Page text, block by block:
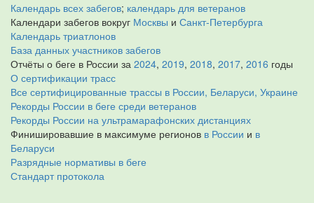
Календарь всех забегов; календарь для ветеранов
Календари забегов вокруг Москвы и Санкт-Петербурга
Календарь триатлонов
База данных участников забегов
Отчёты о беге в России за 2024, 2019, 2018, 2017, 2016 годы
О сертификации трасс
Все сертифицированные трассы в России, Беларуси, Украине
Рекорды России в беге среди ветеранов
Рекорды России на ультрамарафонских дистанциях
Финишировавшие в максимуме регионов в России и в
Беларуси
Разрядные нормативы в беге
Стандарт протокола